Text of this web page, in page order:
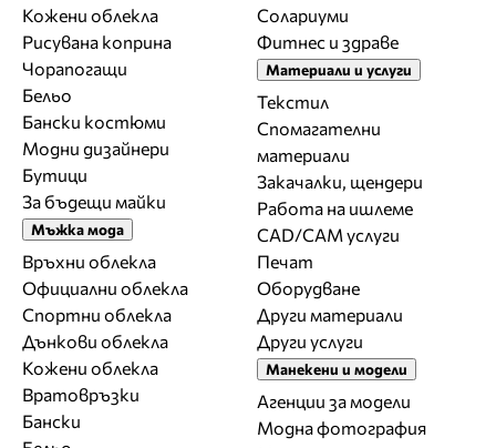
Кожени облекла
Рисувана коприна
Чорапогащи
Бельо
Бански костюми
Модни дизайнери
Бутици
За бъдещи майки
Мъжка мода
Връхни облекла
Официални облекла
Спортни облекла
Дънкови облекла
Кожени облекла
Вратовръзки
Бански
Солариуми
Фитнес и здраве
Материали и услуги
Текстил
Спомагателни
материали
Закачалки, щендери
Работа на ишлеме
CAD/CAM услуги
Печат
Оборудване
Други материали
Други услуги
Манекени и модели
Агенции за модели
Модна фотография